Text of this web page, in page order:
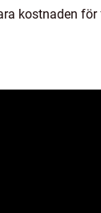
kostnaden